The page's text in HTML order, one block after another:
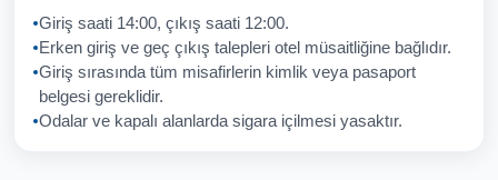
İptal Gönder
Giriş saati 14:00, çıkış saati 12:00.
Erken giriş ve geç çıkış talepleri otel müsaitliğine bağlıdır.
Giriş sırasında tüm misafirlerin kimlik veya pasaport
belgesi gereklidir.
Odalar ve kapalı alanlarda sigara içilmesi yasaktır.